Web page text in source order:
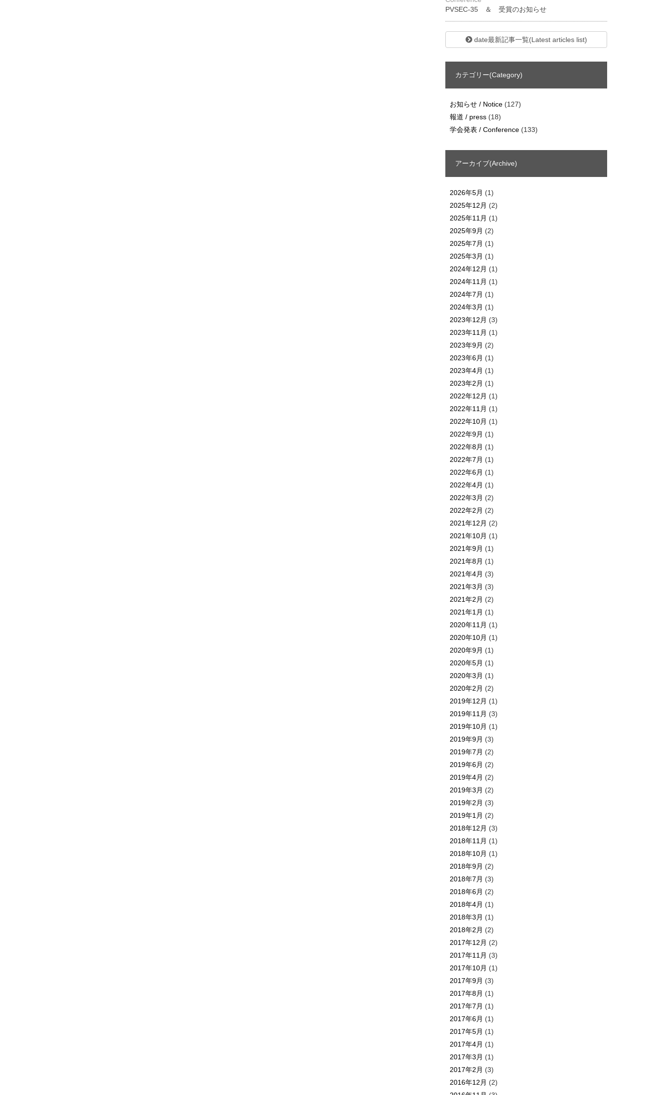
PVSEC-35 ＆ 受賞のお知らせ
date最新記事一覧(Latest articles list)
カテゴリー(Category)
お知らせ / Notice (127)
報道 / press (18)
学会発表 / Conference (133)
アーカイブ(Archive)
2026年5月 (1)
2025年12月 (2)
2025年11月 (1)
2025年9月 (2)
2025年7月 (1)
2025年3月 (1)
2024年12月 (1)
2024年11月 (1)
2024年7月 (1)
2024年3月 (1)
2023年12月 (3)
2023年11月 (1)
2023年9月 (2)
2023年6月 (1)
2023年4月 (1)
2023年2月 (1)
2022年12月 (1)
2022年11月 (1)
2022年10月 (1)
2022年9月 (1)
2022年8月 (1)
2022年7月 (1)
2022年6月 (1)
2022年4月 (1)
2022年3月 (2)
2022年2月 (2)
2021年12月 (2)
2021年10月 (1)
2021年9月 (1)
2021年8月 (1)
2021年4月 (3)
2021年3月 (3)
2021年2月 (2)
2021年1月 (1)
2020年11月 (1)
2020年10月 (1)
2020年9月 (1)
2020年5月 (1)
2020年3月 (1)
2020年2月 (2)
2019年12月 (1)
2019年11月 (3)
2019年10月 (1)
2019年9月 (3)
2019年7月 (2)
2019年6月 (2)
2019年4月 (2)
2019年3月 (2)
2019年2月 (3)
2019年1月 (2)
2018年12月 (3)
2018年11月 (1)
2018年10月 (1)
2018年9月 (2)
2018年7月 (3)
2018年6月 (2)
2018年4月 (1)
2018年3月 (1)
2018年2月 (2)
2017年12月 (2)
2017年11月 (3)
2017年10月 (1)
2017年9月 (3)
2017年8月 (1)
2017年7月 (1)
2017年6月 (1)
2017年5月 (1)
2017年4月 (1)
2017年3月 (1)
2017年2月 (3)
2016年12月 (2)